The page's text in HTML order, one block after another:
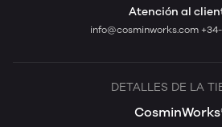
Atención al
info@cosminworks.com
DETALLES DE LA